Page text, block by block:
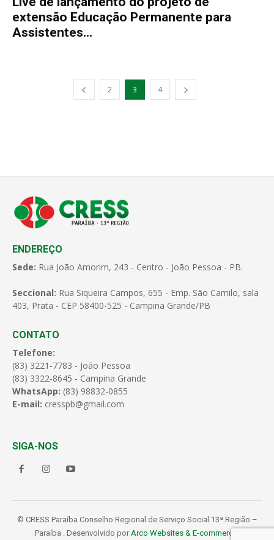
extensão Educação Permanente para
Assistentes...
2 3 4
ENDEREÇO
Sede: Rua João Amorim, 243 - Centro - João Pessoa - PB.
Seccional: Rua Siqueira Campos, 655 - Emp. São Camilo, sala
403, Prata - CEP 58400-525 - Campina Grande/PB
CONTATO
Telefone:
(83) 3221-7783 - João Pessoa
(83) 3322-8645 - Campina Grande
WhatsApp: (83) 98832-0855
E-mail: cresspb@gmail.com
SIGA-NOS
© CRESS Paraíba Conselho Regional de Serviço Social 13ª Região –
Paraíba . Desenvolvido por Arco Websites & E-commerce